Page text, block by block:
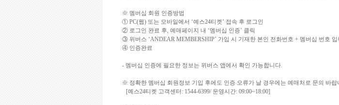
※ 멤버십 회원 인증방법
① PC(웹) 또는 모바일에서 ‘예스24티켓’ 접속 후 로그인
② 로그인 완료 후, 예매페이지 내 ‘멤버십 인증’ 클릭
③ 위버스 ‘ANDEAR MEMBERSHIP’ 가입 시 기재한 본인 전화번호 + 멤버십 번호 입
④ 인증완료
- 멤버십 인증에 필요한 정보는 위버스 앱에서 확인 가능합니다.
※ 정확한 멤버십 회원정보 기입 후에도 인증 오류가 날 경우에는 예매처로 문의 바랍
[예스24티켓 고객센터 : 1544-6399/ 운영시간: 09:00~18:00]